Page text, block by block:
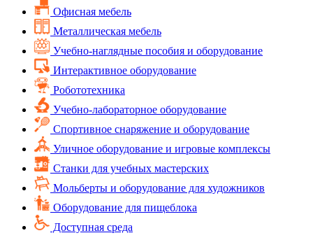
Офисная мебель
Металлическая мебель
Учебно-наглядные пособия и оборудование
Интерактивное оборудование
Робототехника
Учебно-лабораторное оборудование
Спортивное снаряжение и оборудование
Уличное оборудование и игровые комплексы
Cтанки для учебных мастерских
Мольберты и оборудование для художников
Оборудование для пищеблока
Доступная среда